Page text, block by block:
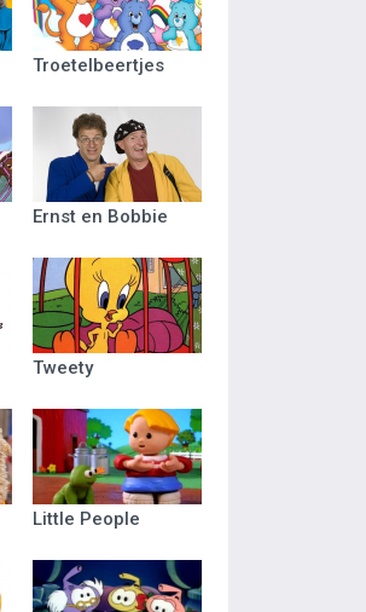
Troetelbeertjes
Ernst en Bobbie
Tweety
Little People